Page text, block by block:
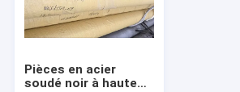
Pipe en acier inoxydable sans soudure
Tuyau d'alliage de nickel
Pièces en acier
soudé noir à haute